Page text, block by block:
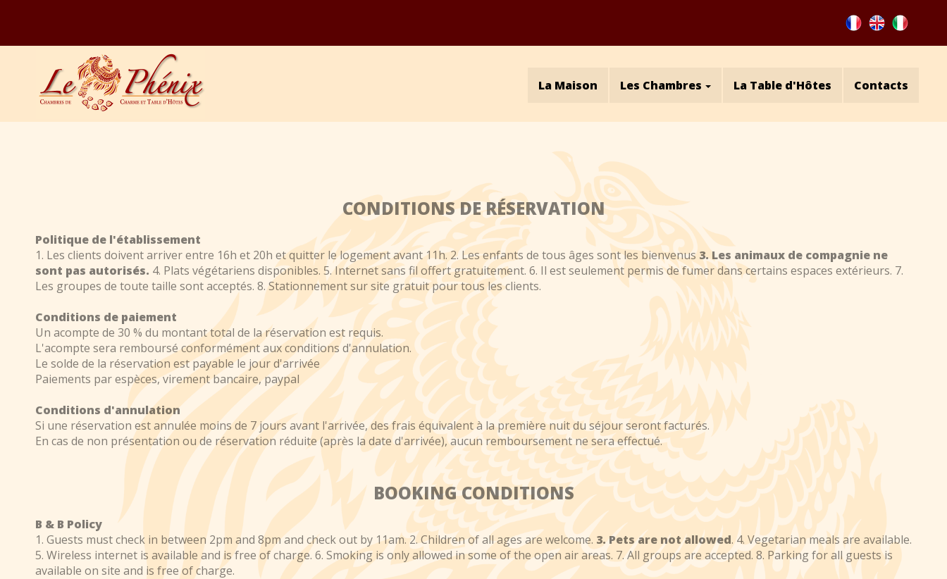
La Maison Les Chambres La Table d'Hôtes Contacts
CONDITIONS DE RÉSERVATION
Politique de l'établissement
1. Les clients doivent arriver entre 16h et 20h et quitter le logement avant 11h. 2. Les enfants de tous âges sont les bienvenus3. Les animaux de compagnie ne
sont pas autorisés. 4. Plats végétariens disponibles. 5. Internet sans fil offert gratuitement. 6. Il est seulement permis de fumer dans certains espaces extérieurs. 7.
Les groupes de toute taille sont acceptés. 8. Stationnement sur site gratuit pour tous les clients.
Conditions de paiement
Un acompte de 30 % du montant total de la réservation est requis.
L'acompte sera remboursé conformément aux conditions d'annulation.
Le solde de la réservation est payable le jour d'arrivée
Paiements par espèces, virement bancaire, paypal
Conditions d'annulation
Si une réservation est annulée moins de 7 jours avant l'arrivée, des frais équivalent à la première nuit du séjour seront facturés.
En cas de non présentation ou de réservation réduite (après la date d'arrivée), aucun remboursement ne sera effectué.
BOOKING CONDITIONS
B & B Policy
1. Guests must check in between 2pm and 8pm and check out by 11am. 2. Children of all ages are welcome. 3. Pets are not allowed. 4. Vegetarian meals are available.
5. Wireless internet is available and is free of charge. 6. Smoking is only allowed in some of the open air areas. 7. All groups are accepted. 8. Parking for all guests is
available on site and is free of charge.